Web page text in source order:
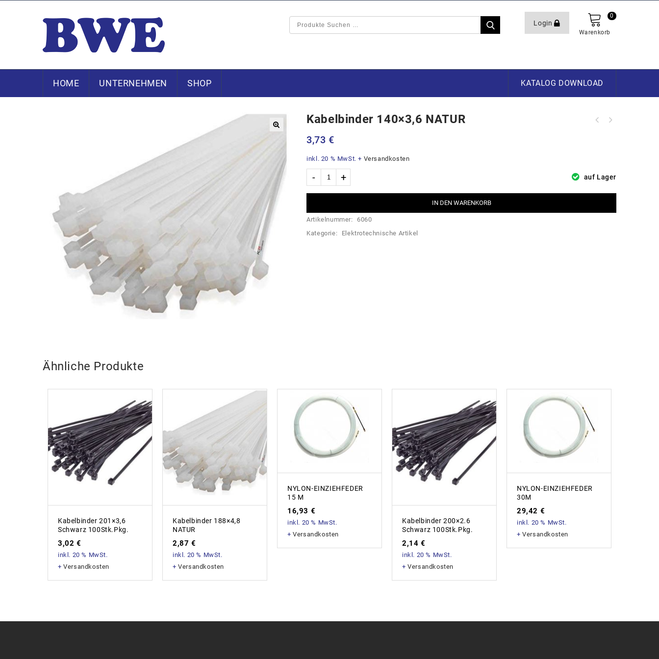
Login
Warenkorb
0
HOME UNTERNEHMEN SHOP KATALOG DOWNLOAD
Kabelbinder 140×3,6 NATUR
3,73 €
inkl. 20 % MwSt. + Versandkosten
auf Lager
IN DEN WARENKORB
Artikelnummer:
6060
Kategorie:
Elektrotechnische Artikel
Ähnliche Produkte
Kabelbinder 201×3,6
Schwarz 100Stk.Pkg.
3,02 €
inkl. 20 % MwSt.
+Versandkosten
Kabelbinder 188×4,8
NATUR
2,87 €
inkl. 20 % MwSt.
+Versandkosten
NYLON-EINZIEHFEDER
15 M
16,93 €
inkl. 20 % MwSt.
+Versandkosten
Kabelbinder 200×2.6
Schwarz 100Stk.Pkg.
2,14 €
inkl. 20 % MwSt.
+Versandkosten
NYLON-EINZIEHFEDER
30M
29,42 €
inkl. 20 % MwSt.
+Versandkosten